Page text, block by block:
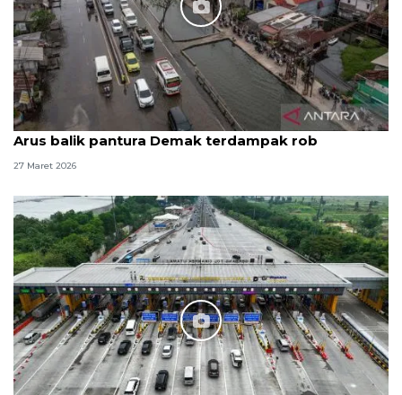
Arus balik pantura Demak terdampak rob
27 Maret 2026